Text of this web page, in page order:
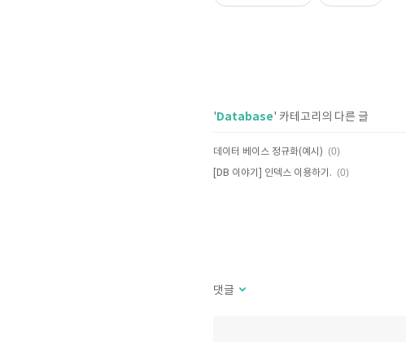
'Database' 카테고리의 다른 글
데이터 베이스 정규화(예시) (0)
[DB 이야기] 인덱스 이용하기. (0)
댓글